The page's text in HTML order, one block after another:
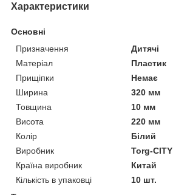
Характеристики
Основні
Призначення
Дитячі
Матеріал
Пластик
Прищіпки
Немає
Ширина
320 мм
Товщина
10 мм
Висота
220 мм
Колір
Білий
Виробник
Torg-CITY
Країна виробник
Китай
Кількість в упаковці
10 шт.